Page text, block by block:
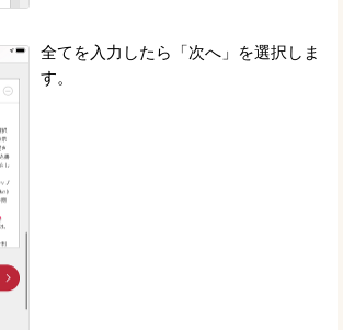
全てを入力したら「次へ」を選択しま
す。